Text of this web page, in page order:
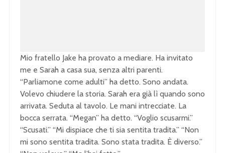
Mio fratello Jake ha provato a mediare. Ha invitato
me e Sarah a casa sua, senza altri parenti.
“Parliamone come adulti” ha detto. Sono andata.
Volevo chiudere la storia. Sarah era già lì quando sono
arrivata. Seduta al tavolo. Le mani intrecciate. La
bocca serrata. “Megan” ha detto. “Voglio scusarmi.”
“Scusati.” “Mi dispiace che ti sia sentita tradita.” “Non
mi sono sentita tradita. Sono stata tradita. È diverso.”